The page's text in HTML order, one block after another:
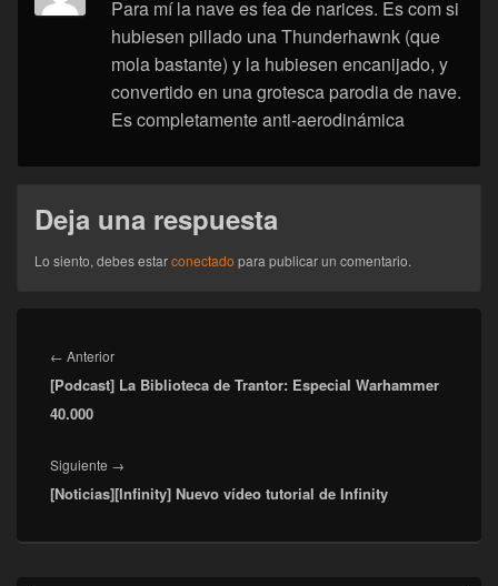
Para mí la nave es fea de narices. Es com si
hubiesen pillado una Thunderhawnk (que
mola bastante) y la hubiesen encanijado, y
convertido en una grotesca parodia de nave.
Es completamente anti-aerodinámica
Deja una respuesta
Lo siento, debes estarconectado para publicar un comentario.
de
entradas
← AnteriorEntrada
anterior:
[Podcast] La Biblioteca de Trantor: Especial Warhammer
40.000
Siguiente →
siguiente:
[Noticias][Infinity] Nuevo vídeo tutorial de Infinity